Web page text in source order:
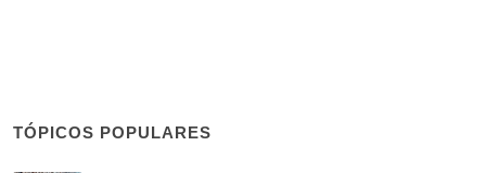
TÓPICOS POPULARES